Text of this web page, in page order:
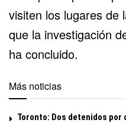
visiten los lugares de
que la investigación
ha concluido.
Más noticias
Toronto: Dos detenidos por